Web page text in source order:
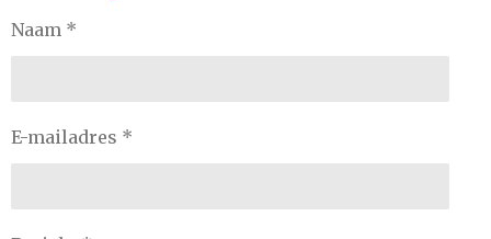
Naam *
E-mailadres *